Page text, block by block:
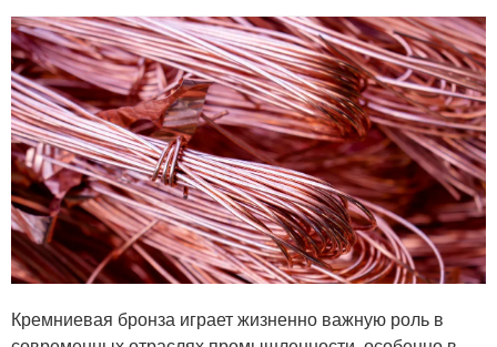
Кремниевая бронза играет жизненно важную роль в